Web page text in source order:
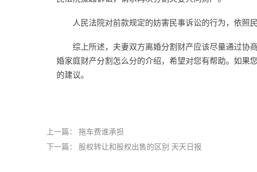
人民法院对前款规定的妨害民事诉讼的行为，依照
综上所述，夫妻双方离婚分割财产应该尽量通过协
婚家庭财产分割怎么分的介绍，希望对您有帮助。如果
的建议。
上一篇： 拖车费谁承担
下一篇： 股权转让和股权出售的区别 天天日报